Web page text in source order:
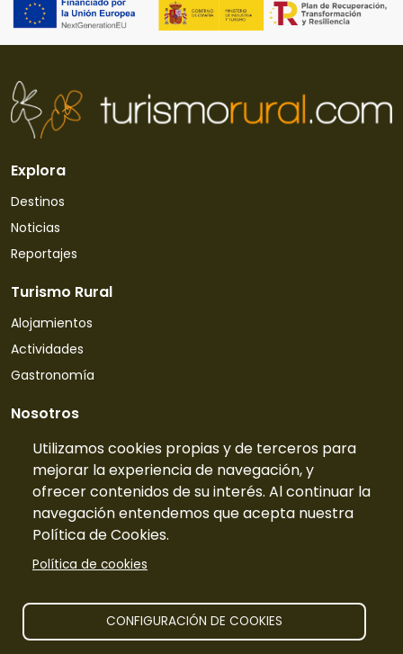
Utilizamos cookies propias y de terceros para
mejorar la experiencia de navegación, y
ofrecer contenidos de su interés. Al continuar la
navegación entendemos que acepta nuestra
Política de Cookies.
Política de cookies
CONFIGURACIÓN DE COOKIES
Explora
Destinos
Noticias
Reportajes
Turismo Rural
Alojamientos
Actividades
Gastronomía
Nosotros
Quiénes somos
Contacto
Tarifas
Preguntas frecuentes
Información
Aviso legal